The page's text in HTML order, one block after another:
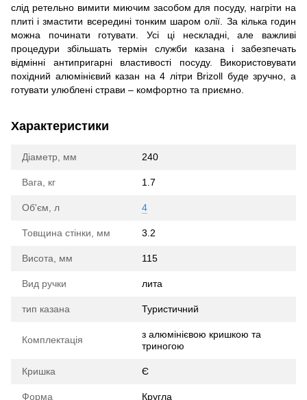
слід ретельно вимити миючим засобом для посуду, нагріти на
плиті і змастити всередині тонким шаром олії. За кілька годин
можна починати готувати. Усі ці нескладні, але важливі
процедури збільшать термін служби казана і забезпечать
відмінні антипригарні властивості посуду. Використовувати
похідний алюмінієвий казан на 4 літри Brizoll буде зручно, а
готувати улюблені страви – комфортно та приємно.
Характеристики
Діаметр, мм 240
Вага, кг 1.7
Об'єм, л 4
Товщина стінки, мм 3.2
Висота, мм 115
Вид ручки лита
тип казана Туристичний
Комплектація
з алюмінієвою кришкою та
триногою
Кришка Є
Форма Кругла